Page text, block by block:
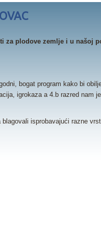
za plodove zemlje i u našoj
bogat program kako bi
igrokaza a 4.b razred nam
isprobavajući razne